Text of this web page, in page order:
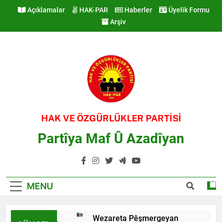
Açıklamalar HAK-PAR Haberler
Üyelik Formu
Arşiv
HAK VE ÖZGÜRLÜKLER PARTİSİ
Partîya Maf Û Azadîyan
MENU
Wezareta Pêşmergeyan